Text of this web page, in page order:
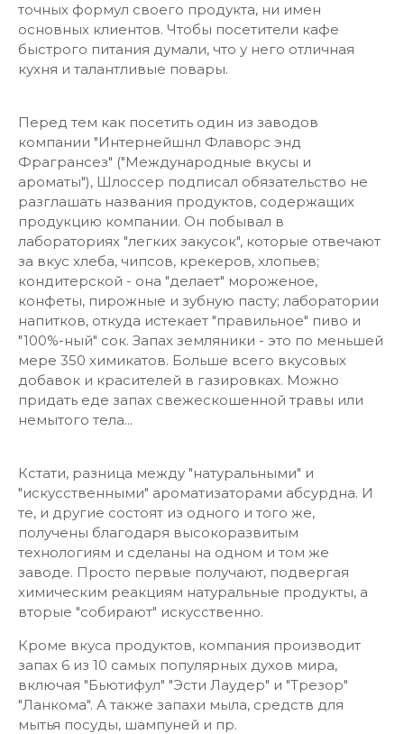
точных формул своего продукта, ни имен
основных клиентов. Чтобы посетители кафе
быстрого питания думали, что у него отличная
кухня и талантливые повары.
Перед тем как посетить один из заводов
компании "Интернейшнл Флаворс энд
Фрагрансез" ("Международные вкусы и
ароматы"), Шлоссер подписал обязательство не
разглашать названия продуктов, содержащих
продукцию компании. Он побывал в
лабораториях "легких закусок", которые отвечают
за вкус хлеба, чипсов, крекеров, хлопьев;
кондитерской - она "делает" мороженое,
конфеты, пирожные и зубную пасту; лаборатории
напитков, откуда истекает "правильное" пиво и
"100%-ный" сок. Запах земляники - это по меньшей
мере 350 химикатов. Больше всего вкусовых
добавок и красителей в газировках. Можно
придать еде запах свежескошенной травы или
немытого тела...
Кстати, разница между "натуральными" и
"искусственными" ароматизаторами абсурдна. И
те, и другие состоят из одного и того же,
получены благодаря высокоразвитым
технологиям и сделаны на одном и том же
заводе. Просто первые получают, подвергая
химическим реакциям натуральные продукты, а
вторые "собирают" искусственно.
Кроме вкуса продуктов, компания производит
запах 6 из 10 самых популярных духов мира,
включая "Бьютифул" "Эсти Лаудер" и "Трезор"
"Ланкома". А также запахи мыла, средств для
мытья посуды, шампуней и пр.